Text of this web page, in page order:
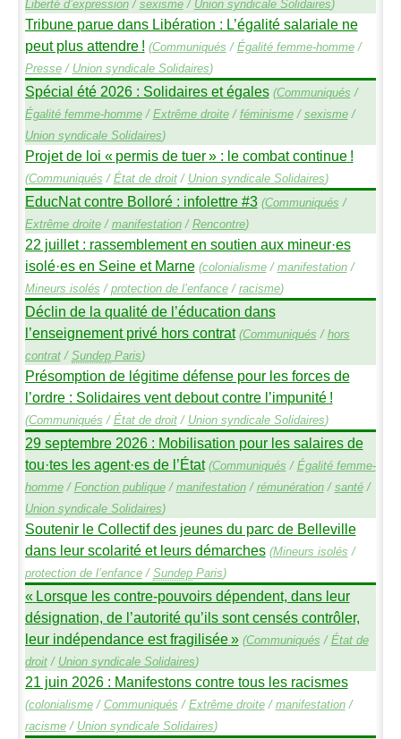
Liberté d’expression/ sexisme/ Union syndicale Solidaires)
Tribune parue dans Libération : L’égalité salariale ne
peut plus attendre ! (Communiqués / Égalité femme-homme/
Presse/ Union syndicale Solidaires)
Spécial été 2026 : Solidaires et égales (Communiqués /
Égalité femme-homme/ Extrême droite/ féminisme/ sexisme/
Union syndicale Solidaires)
Projet de loi « permis de tuer» : le combat continue !
(Communiqués / État de droit/ Union syndicale Solidaires)
EducNat contre Bolloré : infolettre #3 (Communiqués /
Extrême droite/ manifestation/ Rencontre)
22 juillet : rassemblement en soutien aux mineur·es
isolé·es en Seine et Marne (colonialisme/ manifestation/
Mineurs isolés / protection de l’enfance/ racisme)
Déclin de la qualité de l’éducation dans
l’enseignement privé hors contrat (Communiqués / hors
contrat/ SundepParis)
Présomption de légitime défense pour les forces de
l’ordre : Solidaires vent debout contre l’impunité !
(Communiqués / État de droit/ Union syndicale Solidaires)
29 septembre 2026 : Mobilisation pour les salaires de
tou·tes les agent·es de l’État (Communiqués / Égalité femme-
homme/ Fonction publique/ manifestation/ rémunération/ santé/
Union syndicale Solidaires)
Soutenir le Collectif des jeunes du parc de Belleville
dans leur scolarité et leurs démarches (Mineurs isolés /
protection de l’enfance/ SundepParis)
« Lorsque les contre-pouvoirs dépendent, dans leur
désignation, de l’autorité qu’ils sont censés contrôler,
leur indépendance est fragilisée» (Communiqués / État de
droit/ Union syndicale Solidaires)
21 juin 2026 : Manifestons contre tous les racismes
(colonialisme/ Communiqués / Extrême droite/ manifestation/
racisme/ Union syndicale Solidaires)